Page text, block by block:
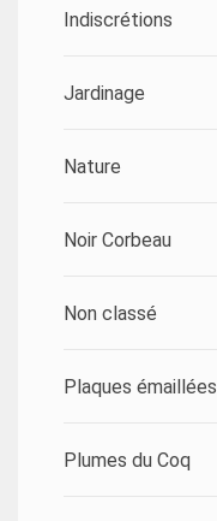
Indiscrétions
Jardinage
Nature
Noir Corbeau
Non classé
Plaques émaillées
Plumes du Coq